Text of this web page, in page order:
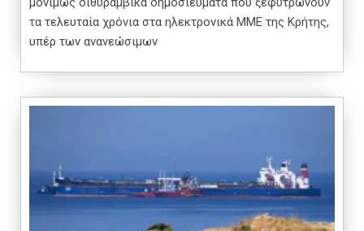
τα τελευταία χρόνια στα ηλεκτρονικά ΜΜΕ της Κρήτης,
υπέρ των ανανεώσιμων